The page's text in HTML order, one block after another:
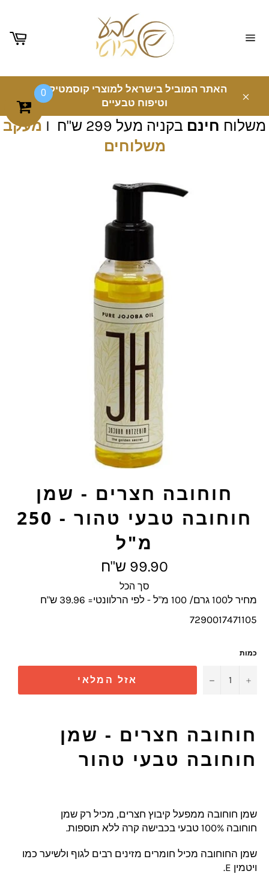
האתר המוביל בישראל למוצרי קוסמטיקה
וטיפוח טבעיים
משלוח חינם בקניה מעל 299 ש"ח I
מעקב
משלוחים
חוחובה חצרים - שמן
חוחובה טבעי טהור - 250
מ"ל
מחיר
מלא
99.90 ש"ח
סך הכל
מחיר ל100 גרם/ 100 מ"ל - לפי הרלוונטי= 39.96 ש"ח
7290017471105
כמות
− + אזל המלאי
חוחובה חצרים - שמן
חוחובה טבעי טהור
שמן חוחובה ממפעל קיבוץ חצרים, מכיל רק שמן
חוחובה 100% טבעי בכבישה קרה ללא תוספות.
שמן החוחובה מכיל חומרים מזינים רבים לגוף ולשיער כמו
ויטמין E.
0